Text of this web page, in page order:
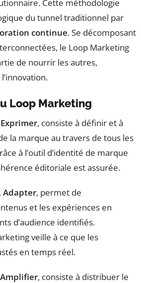
Cette méthodologie
du tunnel traditionnel par
continue. Se décomposant
le Loop Marketing
de nourrir les autres,
Loop Marketing
Exprimer, consiste à définir et à
la marque au travers de tous les
à l’outil d’identité de marque
éditoriale est assurée.
Adapter, permet de
et les expériences en
d’audience identifiés.
veille à ce que les
en temps réel.
Amplifier, consiste à distribuer le